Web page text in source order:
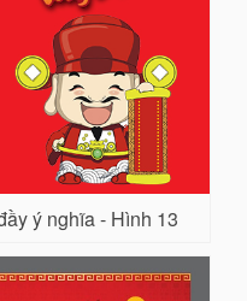
ý nghĩa - Hình 13